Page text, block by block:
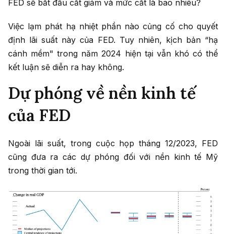
FED sẽ bắt đầu cắt giảm và mức cắt là bao nhiêu?
Việc lạm phát hạ nhiệt phần nào củng cố cho quyết
định lãi suất này của FED. Tuy nhiên, kịch bản “hạ
cánh mềm" trong năm 2024 hiện tại vẫn khó có thể
kết luận sẽ diễn ra hay không.
Dự phóng về nền kinh tế
của FED
Ngoài lãi suất, trong cuộc họp tháng 12/2023, FED
cũng đưa ra các dự phóng đối với nền kinh tế Mỹ
trong thời gian tới.